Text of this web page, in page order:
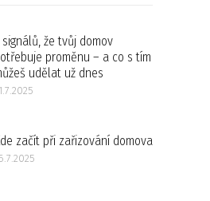
signálů, že tvůj domov
proměnu – a co s tím
udělat už dnes
začít při zařizování domova